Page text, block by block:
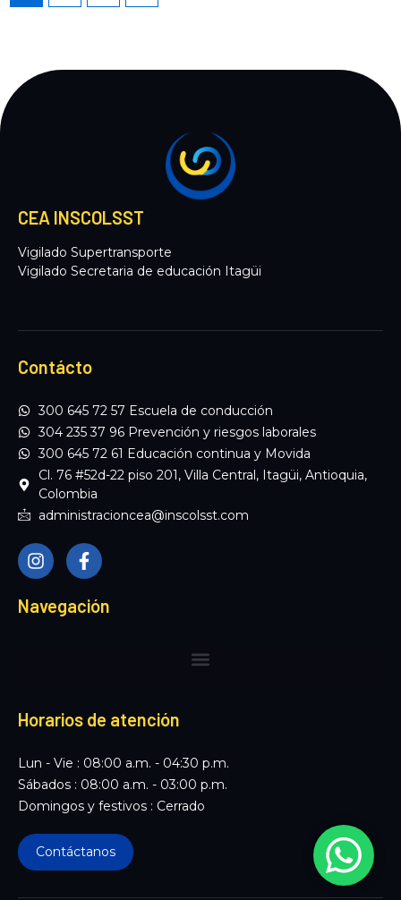
CEA INSCOLSST
Vigilado Supertransporte
Vigilado Secretaria de educación Itagüi
Contácto
300 645 72 57 Escuela de conducción
304 235 37 96 Prevención y riesgos laborales
300 645 72 61 Educación continua y Movida
Cl. 76 #52d-22 piso 201, Villa Central, Itagüi, Antioquia,
Colombia
administracioncea@inscolsst.com
I
n
t
F
a
e
Navegación
Horarios de atención
Lun - Vie : 08:00 a.m. - 04:30 p.m.
Sábados : 08:00 a.m. - 03:00 p.m.
Domingos y festivos : Cerrado
Contáctanos